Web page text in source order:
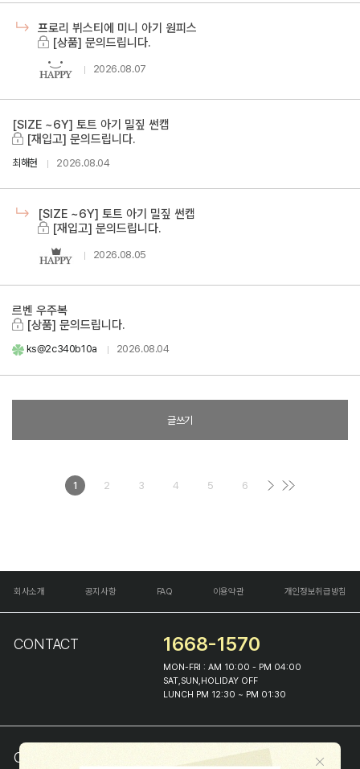
프로리 뷔스티에 미니 아기 원피스
[상품] 문의드립니다.
2026.08.07
[SIZE ~6Y] 토트 아기 밀짚 썬캡
[재입고] 문의드립니다.
최해현 2026.08.04
[SIZE ~6Y] 토트 아기 밀짚 썬캡
[재입고] 문의드립니다.
2026.08.05
르벤 우주복
[상품] 문의드립니다.
ks@2c340b10a 2026.08.04
글쓰기
1 2 3 4 5 6
회사소개 공지사항 FAQ 이용약관 개인정보취급방침
CONTACT 1668-1570
MON-FRI : AM 10:00 - PM 04:00
SAT,SUN,HOLIDAY OFF
LUNCH PM 12:30 ~ PM 01:30
COMPANY INFO